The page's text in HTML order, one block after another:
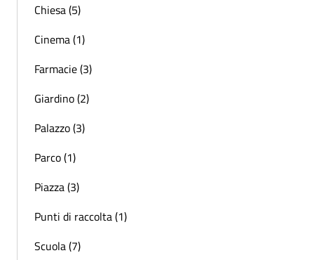
Chiesa (5)
Cinema (1)
Farmacie (3)
Giardino (2)
Palazzo (3)
Parco (1)
Piazza (3)
Punti di raccolta (1)
Scuola (7)